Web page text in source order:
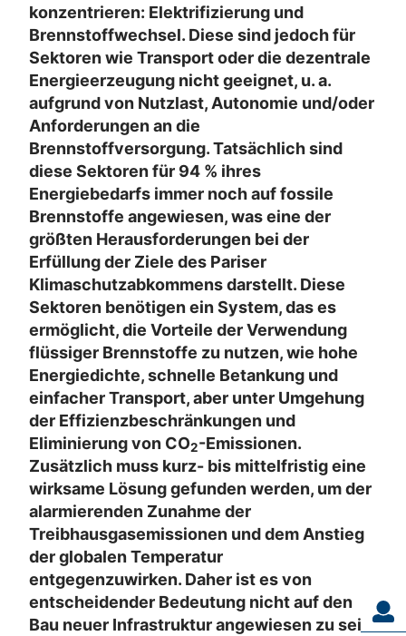
konzentrieren: Elektrifizierung und
Brennstoffwechsel. Diese sind jedoch für
Sektoren wie Transport oder die dezentrale
Energieerzeugung nicht geeignet, u. a.
aufgrund von Nutzlast, Autonomie und/oder
Anforderungen an die
Brennstoffversorgung. Tatsächlich sind
diese Sektoren für 94 % ihres
Energiebedarfs immer noch auf fossile
Brennstoffe angewiesen, was eine der
größten Herausforderungen bei der
Erfüllung der Ziele des Pariser
Klimaschutzabkommens darstellt. Diese
Sektoren benötigen ein System, das es
ermöglicht, die Vorteile der Verwendung
flüssiger Brennstoffe zu nutzen, wie hohe
Energiedichte, schnelle Betankung und
einfacher Transport, aber unter Umgehung
der Effizienzbeschränkungen und
Eliminierung von CO2-Emissionen.
Zusätzlich muss kurz- bis mittelfristig eine
wirksame Lösung gefunden werden, um der
alarmierenden Zunahme der
Treibhausgasemissionen und dem Anstieg
der globalen Temperatur
entgegenzuwirken. Daher ist es von
entscheidender Bedeutung nicht auf den
Bau neuer Infrastruktur angewiesen zu sein,